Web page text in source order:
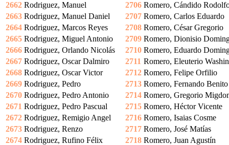
2662 Rodriguez, Manuel 2706 Romero, Cándido
2663 Rodriguez, Manuel Daniel 2707 Romero, Carlos Eduardo
2664 Rodriguez, Marcos Reyes 2708 Romero, César Gregorio
2665 Rodriguez, Miguel Antonio 2709 Romero, Dionisio
2666 Rodriguez, Orlando Nicolás 2710 Romero, Eduardo
2667 Rodriguez, Oscar Dalmiro 2711 Romero, Eleuterio
2668 Rodriguez, Oscar Victor 2712 Romero, Felipe Orfilio
2669 Rodriguez, Pedro 2713 Romero, Fernando Benito
2670 Rodriguez, Pedro Antonio 2714 Romero, Gregorio
2671 Rodriguez, Pedro Pascual 2715 Romero, Héctor Vicente
2672 Rodriguez, Remigio Angel 2716 Romero, Isaias Cosme
2673 Rodriguez, Renzo 2717 Romero, José Matías
2674 Rodriguez, Rufino Félix 2718 Romero, Juan Agustín